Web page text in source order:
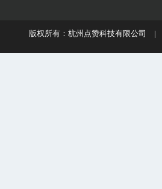
版权所有：杭州点赞科技有限公司